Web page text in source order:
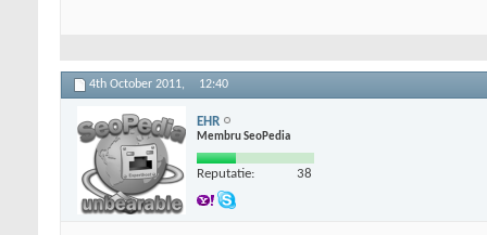
4th October 2011, 12:40
EHR
Membru SeoPedia
Reputatie: 38